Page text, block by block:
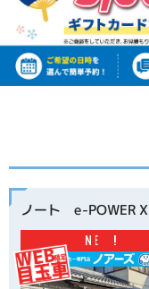
ノート e-POWER X
N E !